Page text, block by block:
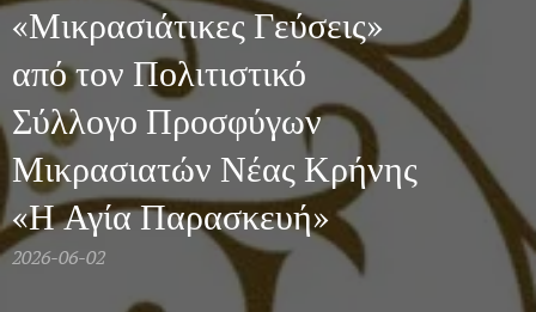
«Μικρασιάτικες Γεύσεις»
από τον Πολιτιστικό
Σύλλογο Προσφύγων
Μικρασιατών Νέας Κρήνης
«Η Αγία Παρασκευή»
2026-06-02